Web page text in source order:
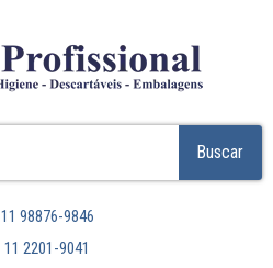
Buscar
11 98876-9846
11 2201-9041